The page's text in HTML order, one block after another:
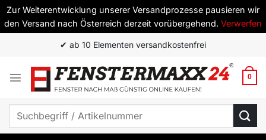
Zur Weiterentwicklung unserer Versandprozesse pausieren wir
den Versand nach Österreich derzeit vorübergehend. Verwerfen
springen
✔ Top Qualität zum besten Preis
0
Suchen